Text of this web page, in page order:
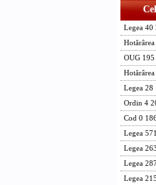
Legea 40
OUG 195
Hotărârea
Legea 28
Ordin 4
Cod 0
Legea
Legea
Legea
Legea